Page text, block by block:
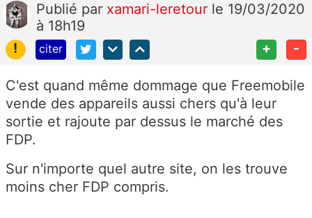
Publié par xamari-leretour le 19/03/2020
à 18h19
!
citer + -
C'est quand même dommage que Freemobile
vende des appareils aussi chers qu'à leur
sortie et rajoute par dessus le marché des
FDP.
Sur n'importe quel autre site, on les trouve
moins cher FDP compris.